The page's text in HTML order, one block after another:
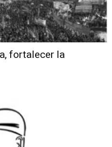
fortalecer la